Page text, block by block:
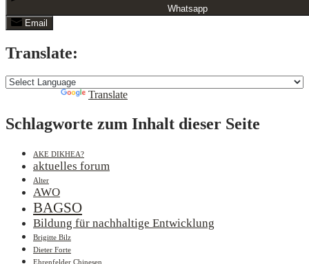
Whatsapp
Email
Translate:
Translate
Schlagworte zum Inhalt dieser Seite
AKE DIKHEA?
aktuelles forum
Alter
AWO
BAGSO
Bildung für nachhaltige Entwicklung
Brigitte Bilz
Dieter Forte
Ehrenfelder Chinesen